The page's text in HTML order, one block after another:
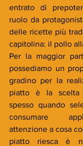
entrato di
ruolo da
delle ricette più
capitolina: il pollo
Per la maggior
possediamo un
gradino per la
piatto è la scelta
spesso quando
consumare
attenzione a cosa
piatto riesca è